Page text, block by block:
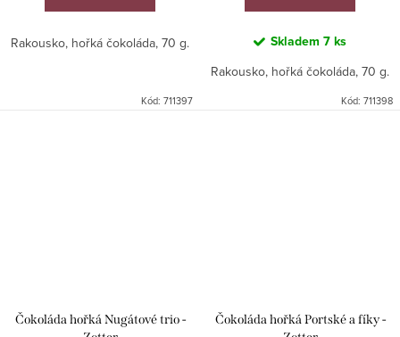
Rakousko, hořká čokoláda, 70 g.
Kód: 711397
Skladem 7 ks
Rakousko, hořká čokoláda, 70 g.
Kód: 711398
Čokoláda hořká Nugátové trio -
Čokoláda hořká Portské a fíky -